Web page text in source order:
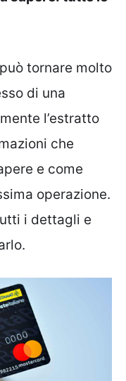
tornare molto
di una
l’estratto
che
e come
operazione.
i dettagli e